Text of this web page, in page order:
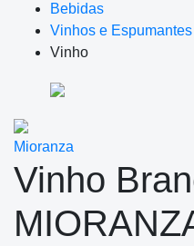
Bebidas
Vinhos e Espumantes
Vinho
Mioranza
Vinho